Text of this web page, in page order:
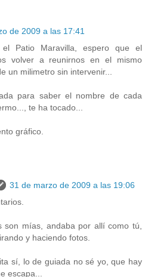
de 2009 a las 17:41
Patio Maravilla, espero que el
volver a reunirnos en el mismo
un milimetro sin intervenir...
para saber el nombre de cada
te ha tocado...
gráfico.
31 de marzo de 2009 a las 19:06
son mías, andaba por allí como tú,
y haciendo fotos.
sí, lo de guiada no sé yo, que hay
escapa...